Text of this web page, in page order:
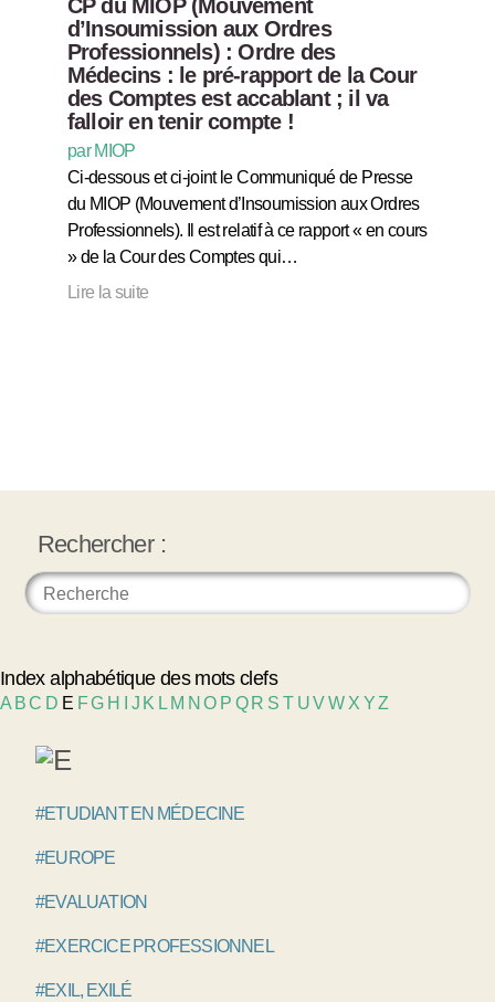
CP du MIOP (Mouvement
d’Insoumission aux Ordres
Professionnels) : Ordre des
Médecins : le pré-rapport de la Cour
des Comptes est accablant ; il va
falloir en tenir compte !
par MIOP
Ci-dessous et ci-joint le Communiqué de Presse
du MIOP (Mouvement d’Insoumission aux Ordres
Professionnels). Il est relatif à ce rapport « en cours
» de la Cour des Comptes qui…
Lire la suite
Rechercher :
Index alphabétique des mots clefs
A BC D E FG H J K L M NO P Q R S T UVW X YZ
#ETUDIANT EN MÉDECINE
#EUROPE
#EVALUATION
#EXERCICE PROFESSIONNEL
#EXIL, EXILÉ